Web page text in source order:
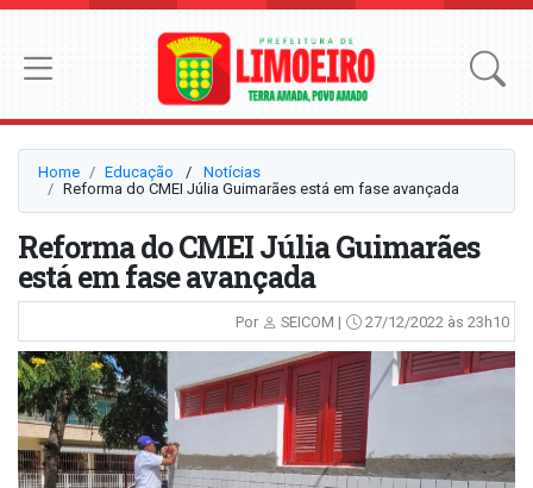
Home Educação ⠀/⠀ Notícias
Reforma do CMEI Júlia Guimarães está em fase avançada
Reforma do CMEI Júlia Guimarães
está em fase avançada
Por SEICOM | 27/12/2022 às 23h10